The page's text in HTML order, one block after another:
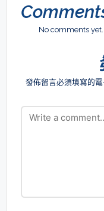
No comments
發佈留言必須填寫的